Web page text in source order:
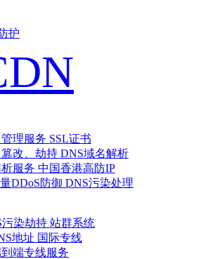
护
理服务 SSL证书
改、劫持 DNS域名解析
服务 中国香港高防IP
DDoS防御 DNS污染处理
染劫持 站群系统
地址 国际专线
端专线服务